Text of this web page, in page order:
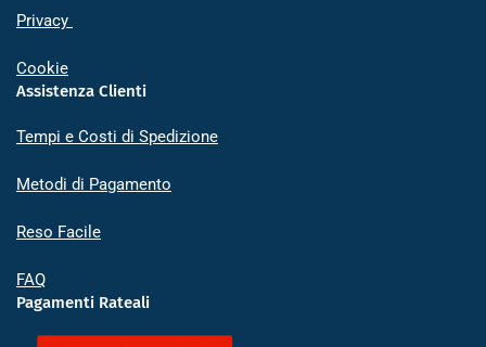
Privacy
Cookie
Assistenza Clienti
Tempi e Costi di Spedizione
Metodi di Pagamento
Reso Facile
FAQ
Pagamenti Rateali